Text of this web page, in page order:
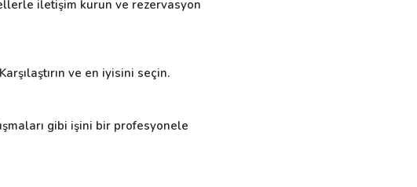
iletişim kurun ve rezervasyon
ve en iyisini seçin.
gibi işini bir profesyonele